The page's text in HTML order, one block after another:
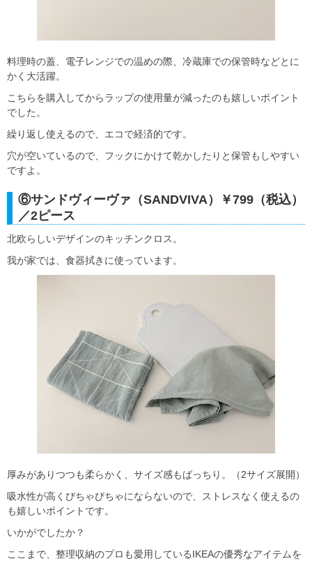
料理時の蓋、電子レンジでの温めの際、冷蔵庫での保管時などとに
かく大活躍。
こちらを購入してからラップの使用量が減ったのも嬉しいポイント
でした。
繰り返し使えるので、エコで経済的です。
穴が空いているので、フックにかけて乾かしたりと保管もしやすい
ですよ。
⑥サンドヴィーヴァ（SANDVIVA）￥799（税込）
／2ピース
北欧らしいデザインのキッチンクロス。
我が家では、食器拭きに使っています。
厚みがありつつも柔らかく、サイズ感もばっちり。（2サイズ展開）
吸水性が高くびちゃびちゃにならないので、ストレスなく使えるの
も嬉しいポイントです。
いかがでしたか？
ここまで、整理収納のプロも愛用しているIKEAの優秀なアイテムを